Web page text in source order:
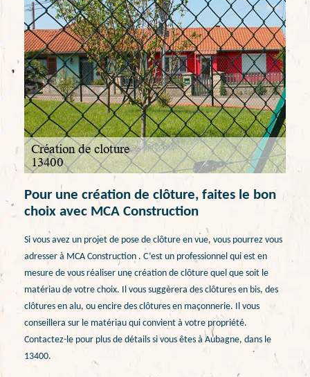
Pour une création de clôture, faites le bon
choix avec MCA Construction
Si vous avez un projet de pose de clôture en vue, vous pourrez vous
adresser à MCA Construction . C’est un professionnel qui est en
mesure de vous réaliser une création de clôture quel que soit le
matériau de votre choix. Il vous suggèrera des clôtures en bis, des
clôtures en alu, ou encire des clôtures en maçonnerie. Il vous
conseillera sur le matériau qui convient à votre propriété.
Contactez-le pour plus de détails si vous êtes à Aubagne, dans le
13400.